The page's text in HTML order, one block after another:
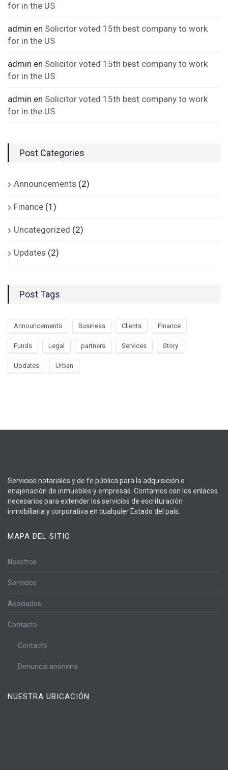
for in the US
admin en Solicitor voted 15th best company to work
for in the US
admin en Solicitor voted 15th best company to work
for in the US
admin en Solicitor voted 15th best company to work
for in the US
Post Categories
Announcements (2)
Finance (1)
Uncategorized (2)
Updates (2)
Post Tags
Announcements Business Clients Finance
Funds Legal partners Services Story
Updates Urban
Servicios notariales y de fe pública para la adquisición o
enajenación de inmuebles y empresas. Contamos con los enlaces
necesarios para extender los servicios de escrituración
inmobiliaria y corporativa en cualquier Estado del país.
MAPA DEL SITIO
Nosotros
Servicios
Asociados
Contacto
Contacto
Denuncia anónima
NUESTRA UBICACIÓN